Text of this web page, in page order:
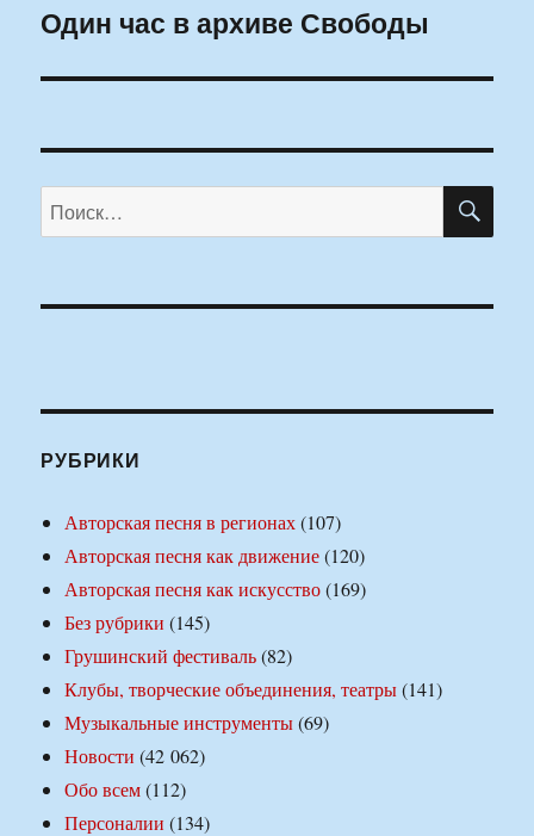
Следующая
Один час в архиве Свободы
Искать:
РУБРИКИ
Авторская песня в регионах(107)
Авторская песня как движение(120)
Авторская песня как искусство(169)
Без рубрики (145)
Грушинский фестиваль(82)
Клубы, творческие объединения, театры(141)
Музыкальные инструменты(69)
Новости (42 062)
Обо всем(112)
Персоналии (134)